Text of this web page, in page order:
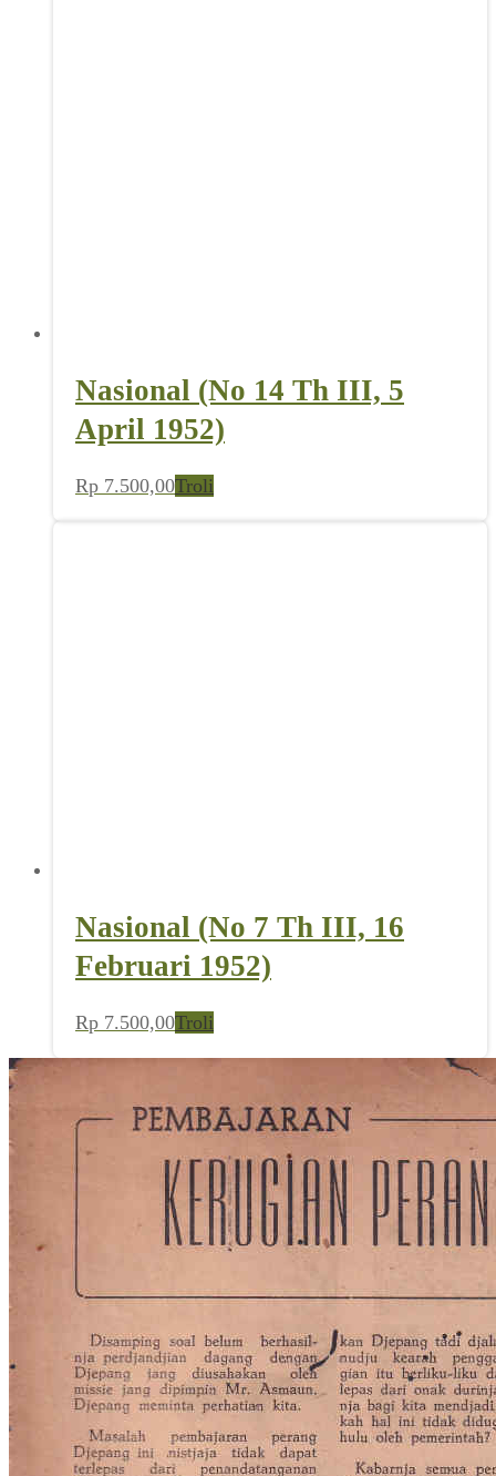
Nasional (No 14 Th III, 5
April 1952)
Rp 7.500,00Troli
Nasional (No 7 Th III, 16
Februari 1952)
Rp 7.500,00Troli